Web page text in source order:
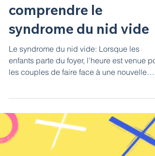
Quand les enfants
partent… et que le
couple vacille :
comprendre le
Le syndrome du nid vide: Lorsque les
enfants parte du foyer, l'heure est venue
les couples de faire face à une nouvelle
réalité qui en dit long sur l'état de leur